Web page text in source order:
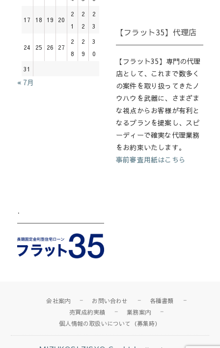
17 18 19 20
2
1
2
2
2
3
24 25 26 27
2
8
2
9
3
0
31
« 7月
【フラット35】代理店
【フラット35】専門の代理
店として、これまで数多く
の案件を取り扱ってきたノ
ウハウを武器に、さまざま
な視点からお客様が有利と
なるプランを提案し、スピ
ーディーで確実な代理業務
をお約束いたします。
事前審査用紙はこちら
.
会社案内 お問い合わせ
各種書類
売買成約実績
業務案内
個人情報の取扱いについて（募集時）